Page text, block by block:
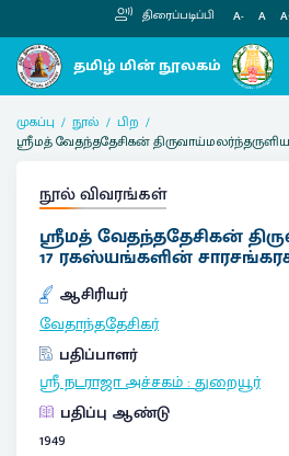
திரைப்படிப்பி A- A
முகப்பு நூல்
பிற
ஸ்ரீமத் வேதந்ததேசிகன்
நூல் விவரங்கள்
ஸ்ரீமத் வேதந்ததேசிகன்
17 ரகஸ்யங்களின்
ஆசிரியர்
வேதாந்ததேசிகர்
பதிப்பாளர்
ஸ்ரீ நடராஜா அச்சகம்:துறையூர்
பதிப்பு ஆண்டு
1949